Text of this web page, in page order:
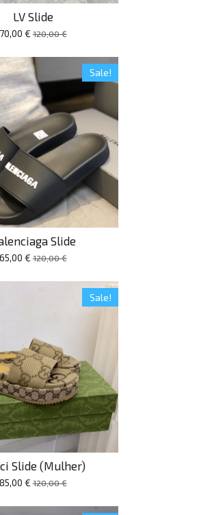
LV Slide
70,00 € 120,00 €
Sale!
Slide
65,00 € 120,00 €
Sale!
Slide (Mulher)
85,00 € 120,00 €